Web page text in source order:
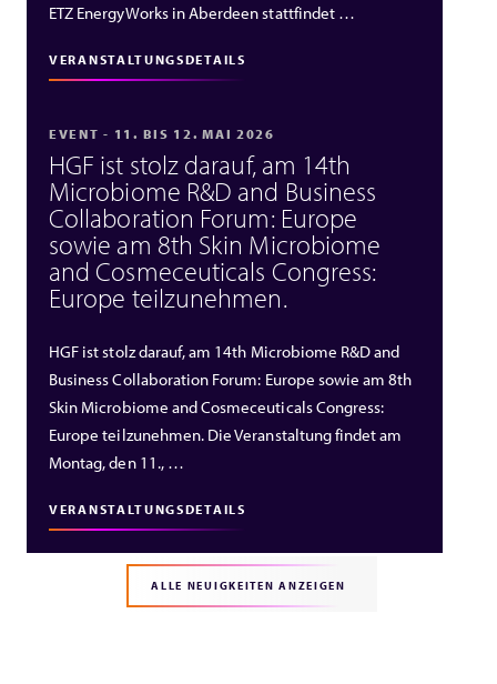
ETZ EnergyWorks in Aberdeen stattfindet …
VERANSTALTUNGSDETAILS
EVENT - 11. BIS 12. MAI 2026
HGF ist stolz darauf, am 14th
Microbiome R&D and Business
Collaboration Forum: Europe
sowie am 8th Skin Microbiome
and Cosmeceuticals Congress:
Europe teilzunehmen.
HGF ist stolz darauf, am 14th Microbiome R&D and
Business Collaboration Forum: Europe sowie am 8th
Skin Microbiome and Cosmeceuticals Congress:
Europe teilzunehmen. Die Veranstaltung findet am
Montag, den 11., …
VERANSTALTUNGSDETAILS
ALLE NEUIGKEITEN ANZEIGEN